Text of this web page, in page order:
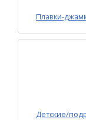
Плавки-
Детские/